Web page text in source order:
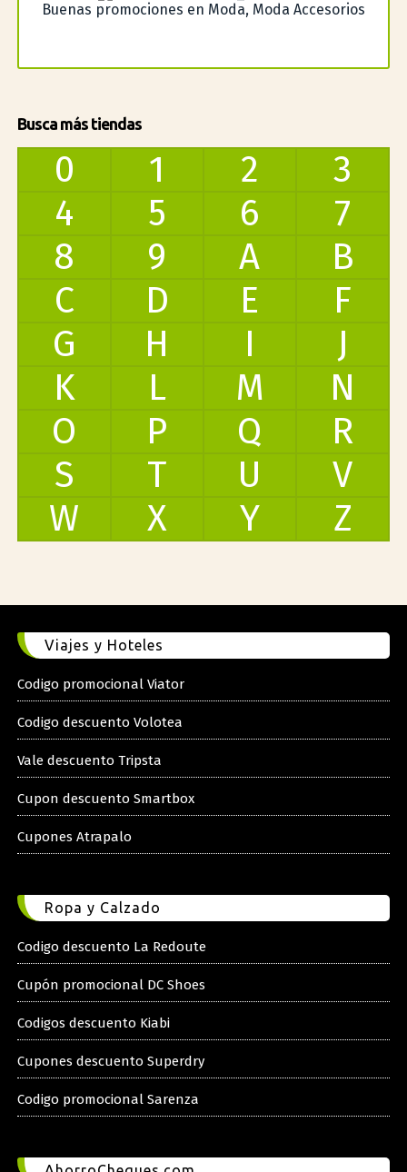
Buenas promociones en Moda, Moda Accesorios
Busca más tiendas
0 1 2
3
4
5 6
7
8
9 A
B
C
D E
F
G
H I
J
K
L M
N
O
P Q
R
S
T U
V
W
X Y Z
Viajes y Hoteles
Codigo promocional Viator
Codigo descuento Volotea
Vale descuento Tripsta
Cupon descuento Smartbox
Cupones Atrapalo
Ropa y Calzado
Codigo descuento La Redoute
Cupón promocional DC Shoes
Codigos descuento Kiabi
Cupones descuento Superdry
Codigo promocional Sarenza